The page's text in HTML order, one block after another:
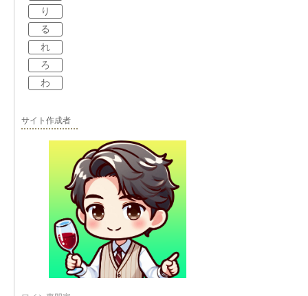
り
る
れ
ろ
わ
サイト作成者